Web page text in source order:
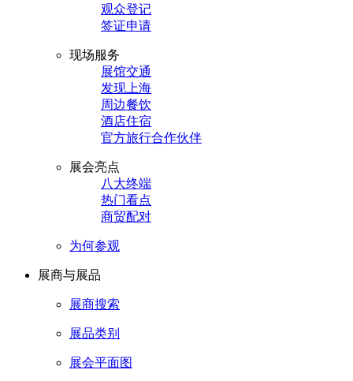
观众登记
签证申请
现场服务
展馆交通
发现上海
周边餐饮
酒店住宿
官方旅行合作伙伴
展会亮点
八大终端
热门看点
商贸配对
为何参观
展商与展品
展商搜索
展品类别
展会平面图